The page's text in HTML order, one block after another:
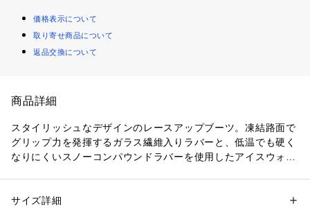
価格表示について
取り寄せ商品について
返品交換について
商品詳細
スタイリッシュなデザインのレースアップブーツ。凍結路面で
グリップ力を発揮するガラス繊維入りラバーと、低温でも硬く
なりにくいスノーコンパウンドラバーを使用したアイスウォー
用。レースアップブーツでありながらも内側にファスナーを配
性別：メンズ
サイズ詳細